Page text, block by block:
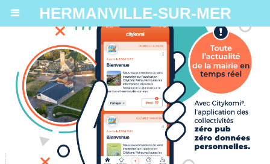
HERMANVILLE-SUR-MER